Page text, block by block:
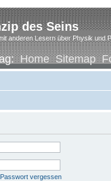
des Seins
anderen Lesern über Physik und
Home Sitemap
vergessen